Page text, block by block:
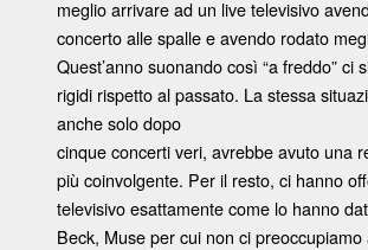
meglio arrivare ad un live televisivo
concerto alle spalle e avendo rodato
Quest’anno suonando così “a freddo” ci
rigidi rispetto al passato. La stessa
anche solo dopo
cinque concerti veri, avrebbe avuto una
più coinvolgente. Per il resto, ci hanno
televisivo esattamente come lo hanno
Beck, Muse per cui non ci preoccupiamo